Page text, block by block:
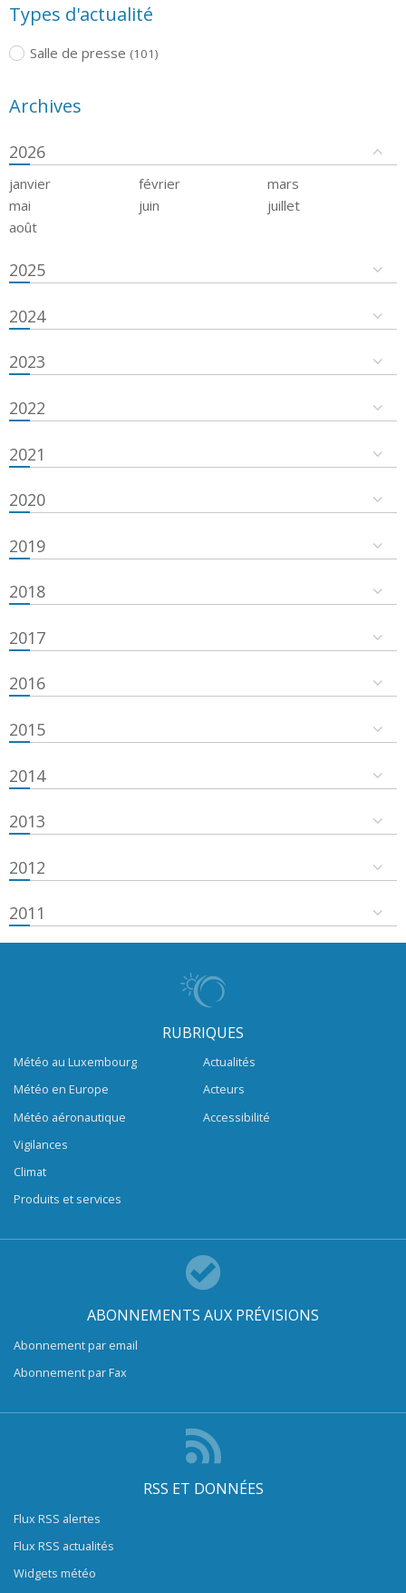
Types d'actualité
Salle de presse (101)
Archives
2026
janvier février
mars
mai
juin
juillet
août
2025
2024
2023
2022
2021
2020
2019
2018
2017
2016
2015
2014
2013
2012
2011
RUBRIQUES
Météo au Luxembourg
Météo en Europe
Météo aéronautique
Vigilances
Climat
Produits et services
Actualités
Acteurs
Accessibilité
ABONNEMENTS AUX PRÉVISIONS
Abonnement par email
Abonnement par Fax
RSS ET DONNÉES
Flux RSS alertes
Flux RSS actualités
Widgets météo